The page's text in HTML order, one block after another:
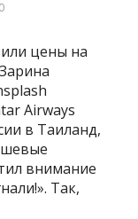
цены на
Airways
в Таиланд,
внимание
Так,